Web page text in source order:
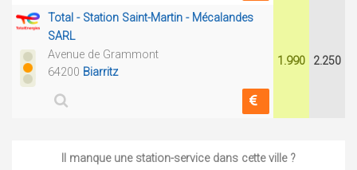
Total - Station Saint-Martin - Mécalandes
SARL
Avenue de Grammont
64200 Biarritz
1.990 2.250
Il manque une station-service dans cette ville ?